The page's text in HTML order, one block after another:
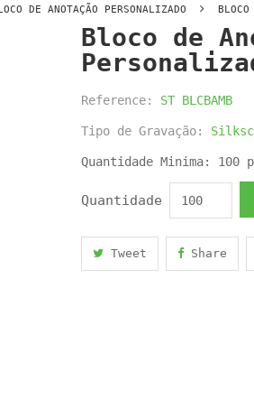
DE ANOTAÇÃO PERSONALIZADO
Bloco de
Reference: ST BLCBAMB
Tipo de Gravação:
Quantidade Minima: 100
Quantidade
Tweet Share